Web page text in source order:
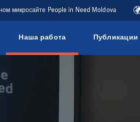
микросайте People in Need Moldova
Наша работа Публикации